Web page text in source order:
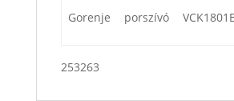
Gorenje porszívó
253263